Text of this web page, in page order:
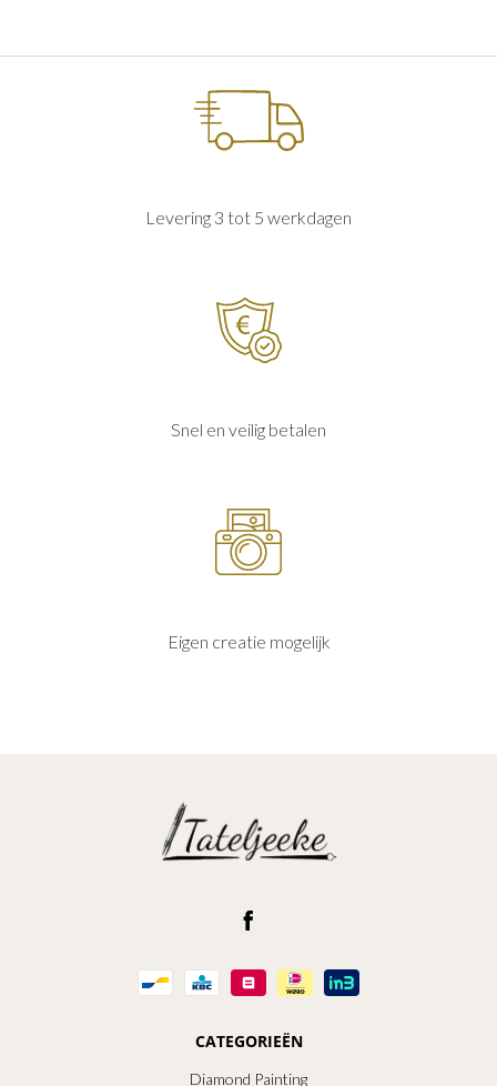
Levering 3 tot 5 werkdagen
Snel en veilig betalen
Eigen creatie mogelijk
CATEGORIEËN
Diamond Painting